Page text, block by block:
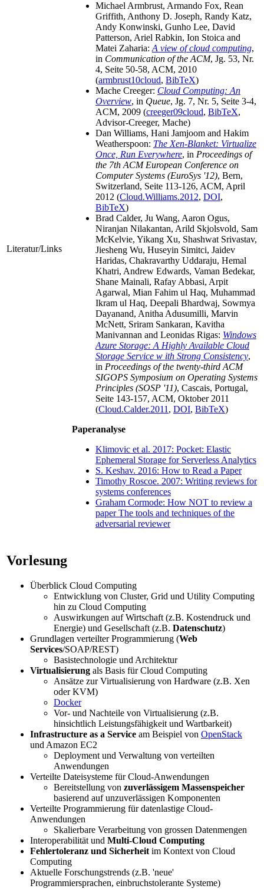
Literatur/Links
Michael Armbrust, Armando Fox, Rean
Griffith, Anthony D. Joseph, Randy Katz,
Andy Konwinski, Gunho Lee, David
Patterson, Ariel Rabkin, Ion Stoica and
Matei Zaharia:A view of cloud computing,
in Communication of the ACM, Jg. 53, Nr.
4, Seite 50-58, ACM, 2010
(armbrust10cloud, BibTeX)
Mache Creeger: Cloud Computing: An
Overview, in Queue, Jg. 7, Nr. 5, Seite 3-4,
ACM, 2009 (creeger09cloud, BibTeX,
Advisor-Creeger, Mache)
Dan Williams, Hani Jamjoom and Hakim
Weatherspoon: The Xen-Blanket: Virtualize
Once, Run Everywhere, in Proceedings of
the 7th ACM European Conference on
Computer Systems (EuroSys '12), Bern,
Switzerland, Seite 113-126, ACM, April
2012 (Cloud.Williams.2012, DOI,
BibTeX)
Brad Calder, Ju Wang, Aaron Ogus,
Niranjan Nilakantan, Arild Skjolsvold, Sam
McKelvie, Yikang Xu, Shashwat Srivastav,
Jiesheng Wu, Huseyin Simitci, Jaidev
Haridas, Chakravarthy Uddaraju, Hemal
Khatri, Andrew Edwards, Vaman Bedekar,
Shane Mainali, Rafay Abbasi, Arpit
Agarwal, Mian Fahim ul Haq, Muhammad
Ikram ul Haq, Deepali Bhardwaj, Sowmya
Dayanand, Anitha Adusumilli, Marvin
McNett, Sriram Sankaran, Kavitha
Manivannan and Leonidas Rigas: Windows
Azure Storage: A Highly Available Cloud
Storage Service w ith Strong Consistency,
in Proceedings of the twenty-third ACM
SIGOPS Symposium on Operating Systems
Principles (SOSP '11), Cascais, Portugal,
Seite 143-157, ACM, Oktober 2011
(Cloud.Calder.2011, DOI, BibTeX)
Paperanalyse
Klimovic et al. 2017: Pocket: Elastic
Ephemeral Storage for Serverless Analytics
S. Keshav. 2016: How to Read a Paper
Timothy Roscoe. 2007: Writing reviews for
systems conferences
Graham Cormode: How NOT to review a
paper The tools and techniques of the
adversarial reviewer
Vorlesung
Überblick Cloud Computing
Entwicklung von Cluster, Grid und Utility Computing
hin zu Cloud Computing
Auswirkungen auf Wirtschaft (z.B. Kostendruck und
Energie) und Gesellschaft (z.B. Datenschutz)
Grundlagen verteilter Programmierung (Web
Services/SOAP/REST)
Basistechnologie und Architektur
Virtualisierung als Basis für Cloud Computing
Ansätze zur Virtualisierung von Hardware (z.B. Xen
oder KVM)
Docker
Vor- und Nachteile von Virtualisierung (z.B.
hinsichtlich Leistungsfähigkeit und Wartbarkeit)
Infrastructure as a Service am Beispiel von OpenStack
und Amazon EC2
Deployment und Verwaltung von verteilten
Anwendungen
Verteilte Dateisysteme für Cloud-Anwendungen
Bereitstellung von zuverlässigem Massenspeicher
basierend auf unzuverlässigen Komponenten
Verteilte Programmierung für datenlastige Cloud-
Anwendungen
Skalierbare Verarbeitung von grossen Datenmengen
Interoperabilität und Multi-Cloud Computing
Fehlertoleranz und Sicherheit im Kontext von Cloud
Computing
Aktuelle Forschungstrends (z.B. 'neue'
Programmiersprachen, einbruchstolerante Systeme)